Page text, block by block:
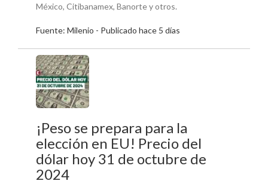
México, Citibanamex, Banorte y otros.
Fuente: Milenio - Publicado hace 5 días
¡Peso se prepara para la
elección en EU! Precio del
dólar hoy 31 de octubre de
2024